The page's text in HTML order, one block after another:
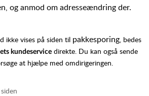
og anmod om adresseændring der.
ikke vises på siden til pakkesporing, bedes
kundeservice direkte. Du kan også sende
at hjælpe med omdirigeringen.